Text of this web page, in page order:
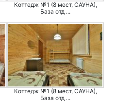
Коттедж №1 (8 мест, САУНА),
База отд ...
Коттедж №1 (8 мест, САУНА),
База отд ...